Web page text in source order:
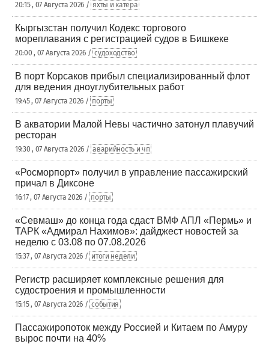
20:15 , 07 Августа 2026 / яхты и катера
Кыргызстан получил Кодекс торгового
мореплавания с регистрацией судов в Бишкеке
20:00 , 07 Августа 2026 / судоходство
В порт Корсаков прибыл специализированный флот
для ведения дноуглубительных работ
19:45 , 07 Августа 2026 / порты
В акватории Малой Невы частично затонул плавучий
ресторан
19:30 , 07 Августа 2026 / аварийность и чп
«Росморпорт» получил в управление пассажирский
причал в Диксоне
16:17 , 07 Августа 2026 / порты
«Севмаш» до конца года сдаст ВМФ АПЛ «Пермь» и
ТАРК «Адмирал Нахимов»: дайджест новостей за
неделю с 03.08 по 07.08.2026
15:37 , 07 Августа 2026 / итоги недели
Регистр расширяет комплексные решения для
судостроения и промышленности
15:15 , 07 Августа 2026 / события
Пассажиропоток между Россией и Китаем по Амуру
вырос почти на 40%